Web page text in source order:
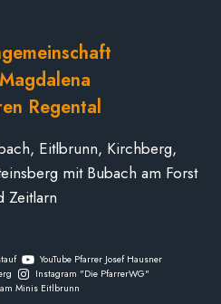
Regental
Eitlbrunn, Kirchberg,
mit Bubach am Forst
Zeitlarn
YouTube Pfarrer Josef Hausner
Instagram "Die PfarrerWG"
Minis Eitlbrunn